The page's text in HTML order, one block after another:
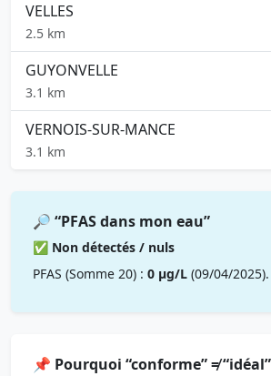
VELLES
2.5 km
GUYONVELLE
3.1 km
VERNOIS-SUR-MANCE
3.1 km
🔎 “PFAS dans mon eau”
✅ Non détectés / nuls
PFAS (Somme 20) : 0 µg/L (09/04/2025).
📌 Pourquoi “conforme” ≠